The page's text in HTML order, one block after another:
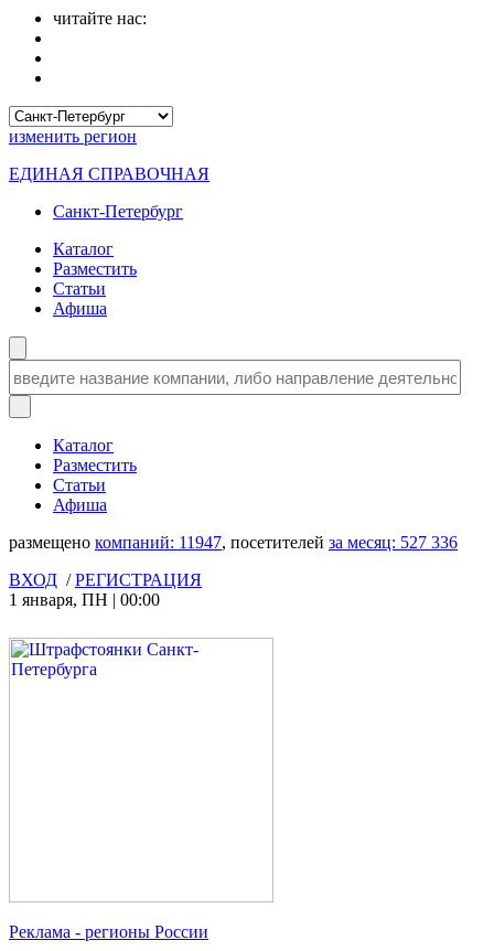
читайте нас:
изменить регион
ЕДИНАЯ СПРАВОЧНАЯ
Санкт-Петербург
Каталог
Разместить
Статьи
Афиша
Каталог
Разместить
Статьи
Афиша
размещено компаний: 11947, посетителей за месяц: 527 336
ВХОД /РЕГИСТРАЦИЯ
1 января, ПН | 00:00
Реклама - регионы России